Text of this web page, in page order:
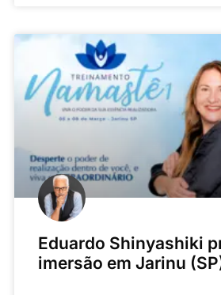
Eduardo Shinyashiki
imersão em Jarinu